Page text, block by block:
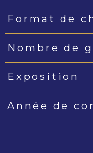
Format de
Nombre de
Exposition
Année de